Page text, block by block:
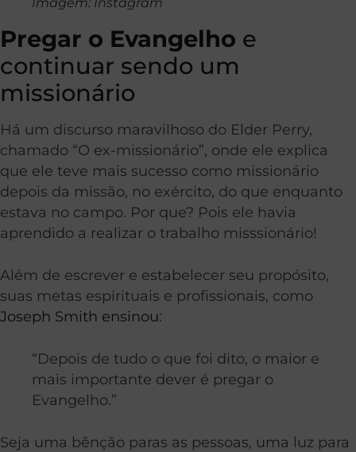
Pregar o Evangelho e
continuar sendo um
missionário
Há um discurso maravilhoso do Elder Perry,
chamado “O ex-missionário”, onde ele explica
que ele teve mais sucesso como missionário
depois da missão, no exército, do que enquanto
estava no campo. Por que? Pois ele havia
aprendido a realizar o trabalho misssionário!
Além de escrever e estabelecer seu propósito,
suas metas espirituais e profissionais, como
Joseph Smith ensinou:
“Depois de tudo o que foi dito, o maior e
mais importante dever é pregar o
Evangelho.”
Seja uma bênção paras as pessoas, uma luz para